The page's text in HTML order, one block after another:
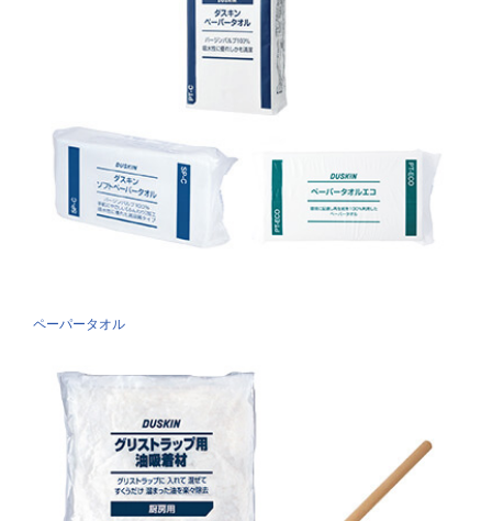
ペーパータオル